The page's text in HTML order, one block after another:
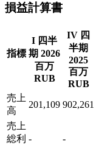
損益計算書
指標
I 四半
期 2026
百万
RUB
IV 四
半期
2025
百万
RUB
売上
高
201,109 902,261
売上
総利 - -